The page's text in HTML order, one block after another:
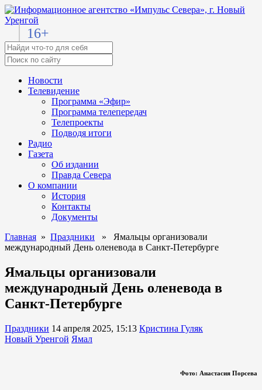
16+
Новости
Телевидение
Программа «Эфир»
Программа телепередач
Телепроекты
Подводя итоги
Радио
Газета
Об издании
Правда Севера
О компании
История
Контакты
Документы
Главная » Праздники » Ямальцы организовали
международный День оленевода в Санкт-Петербурге
Ямальцы организовали
международный День оленевода в
Санкт-Петербурге
Праздники 14 апреля 2025, 15:13 Кристина Гуляк
Новый Уренгой Ямал
Фото: Анастасия Порсева